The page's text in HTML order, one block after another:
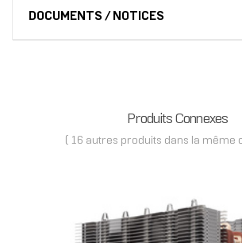
DOCUMENTS / NOTICES
Produits Connexes
( 16 autres produits dans la même